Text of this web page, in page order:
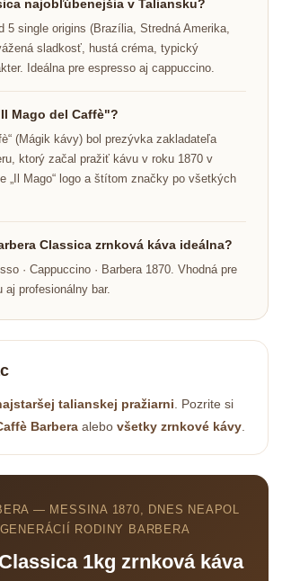
najobľúbenejšia v Taliansku?
5 single origins (Brazília, Stredná Amerika,
sladkosť, hustá créma, typický
Ideálna pre espresso aj cappuccino.
Mago del Caffè"?
(Mágik kávy) bol prezývka zakladateľa
ktorý začal pražiť kávu v roku 1870 v
„Il Mago“ logo a štítom značky po všetkých
Classica zrnková káva ideálna?
· Cappuccino · Barbera 1870. Vhodná pre
aj profesionálny bar.
talianskej pražiarni . Pozrite si
Barbera alebo všetky zrnkové kávy
— MESSINA 1870, DNES NEAPOL
RODINY BARBERA
1kg zrnková káva
Odoslať